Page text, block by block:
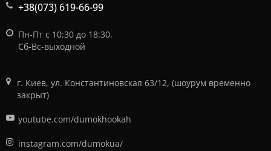
+38(073) 619-66-99
Пн-Пт с 10:30 до 18:30,
Сб-Вс-выходной
г. Киев, ул. Константиновская 63/12, (шоурум временно
закрыт)
youtube.com/dumokhookah
instagram.com/dumokua/